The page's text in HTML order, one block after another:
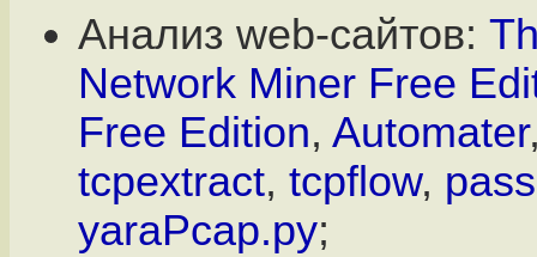
Анализ web-сайтов:
Network Miner Free
Free Edition, Automater
tcpextract, tcpflow,
yaraPcap.py;